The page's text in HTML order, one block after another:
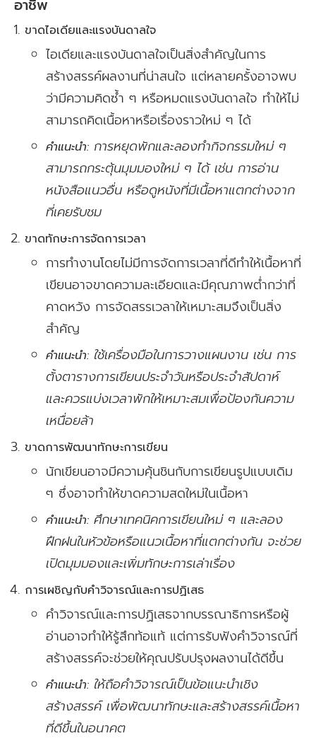
อาชีพ
ขาดไอเดียและแรงบันดาลใจ
ไอเดียและแรงบันดาลใจเป็นสิ่งสำคัญในการ
สร้างสรรค์ผลงานที่น่าสนใจ แต่หลายครั้งอาจพบ
ว่ามีความคิดซ้ำ ๆ หรือหมดแรงบันดาลใจ ทำให้ไม่
สามารถคิดเนื้อหาหรือเรื่องราวใหม่ ๆ ได้
คำแนะนำ: การหยุดพักและลองทำกิจกรรมใหม่ ๆ
สามารถกระตุ้นมุมมองใหม่ ๆ ได้ เช่น การอ่าน
หนังสือแนวอื่น หรือดูหนังที่มีเนื้อหาแตกต่างจาก
ที่เคยรับชม
ขาดทักษะการจัดการเวลา
การทำงานโดยไม่มีการจัดการเวลาที่ดีทำให้เนื้อหาที่
เขียนอาจขาดความละเอียดและมีคุณภาพต่ำกว่าที่
คาดหวัง การจัดสรรเวลาให้เหมาะสมจึงเป็นสิ่ง
สำคัญ
คำแนะนำ: ใช้เครื่องมือในการวางแผนงาน เช่น การ
ตั้งตารางการเขียนประจำวันหรือประจำสัปดาห์
และควรแบ่งเวลาพักให้เหมาะสมเพื่อป้องกันความ
เหนื่อยล้า
ขาดการพัฒนาทักษะการเขียน
นักเขียนอาจมีความคุ้นชินกับการเขียนรูปแบบเดิม
ๆ ซึ่งอาจทำให้ขาดความสดใหม่ในเนื้อหา
คำแนะนำ: ศึกษาเทคนิคการเขียนใหม่ ๆ และลอง
ฝึกฝนในหัวข้อหรือแนวเนื้อหาที่แตกต่างกัน จะช่วย
เปิดมุมมองและเพิ่มทักษะการเล่าเรื่อง
การเผชิญกับคำวิจารณ์และการปฏิเสธ
คำวิจารณ์และการปฏิเสธจากบรรณาธิการหรือผู้
อ่านอาจทำให้รู้สึกท้อแท้ แต่การรับฟังคำวิจารณ์ที่
สร้างสรรค์จะช่วยให้คุณปรับปรุงผลงานได้ดีขึ้น
คำแนะนำ: ให้ถือคำวิจารณ์เป็นข้อแนะนำเชิง
สร้างสรรค์ เพื่อพัฒนาทักษะและสร้างสรรค์เนื้อหา
ที่ดีขึ้นในอนาคต